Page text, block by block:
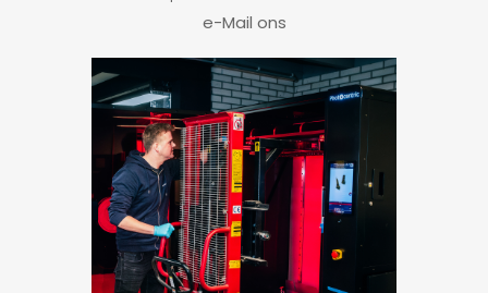
e-Mail ons